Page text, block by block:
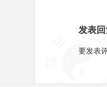
发表回
要发表